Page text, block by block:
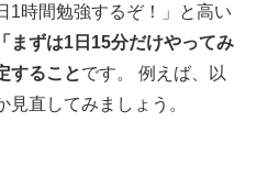
1時間勉強するぞ！」と高い
「まずは1日15分だけやってみ
することです。 例えば、以
直してみましょう。